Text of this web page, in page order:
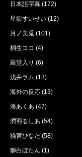
日本語字幕 (172)
星街すいせい (12)
月ノ美兎 (101)
桐生ココ (4)
殿堂入り (6)
浅井ラム (13)
海外の反応 (13)
湊あくあ (47)
潤羽るしあ (54)
猫宮ひなた (58)
獅白ぼたん (1)